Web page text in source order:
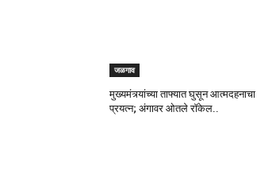
जळगाव
मुख्यमंत्र्यांच्या ताफ्यात घुसून आत्मदहनाचा
प्रयत्न; अंगावर ओतले रॉकेल..